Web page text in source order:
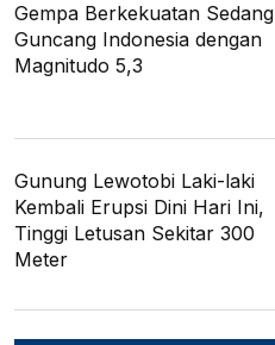
Gempa Berkekuatan Sedang
Guncang Indonesia dengan
Magnitudo 5,3
Gunung Lewotobi Laki-laki
Kembali Erupsi Dini Hari Ini,
Tinggi Letusan Sekitar 300
Meter